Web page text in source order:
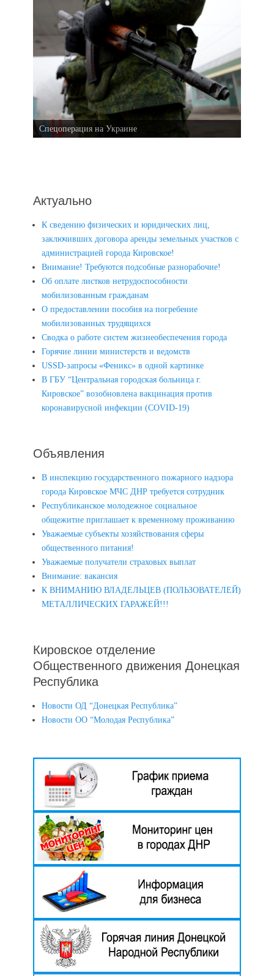
Спецоперация на Украине
Актуально
К сведению физических и юридических лиц,
заключивших договора аренды земельных участков с
администрацией города Кировское!
Внимание! Требуются подсобные разнорабочие!
Об оплате листков нетрудоспособности
мобилизованным гражданам
О предоставлении пособия на погребение
мобилизованных трудящихся
Сводка о работе систем жизнеобеспечения города
Горячие линии министерств и ведомств
USSD-запросы «Феникс» в одной картинке
В ГБУ “Центральная городская больница г.
Кировское” возобновлена вакцинация против
коронавирусной инфекции (COVID-19)
Объявления
В инспекцию государственного пожарного надзора
города Кировское МЧС ДНР требуется сотрудник
Республиканское молодежное социальное
общежитие приглашает к временному проживанию
Уважаемые субъекты хозяйствования сферы
общественного питания!
Уважаемые получатели страховых выплат
Внимание: вакансия
К ВНИМАНИЮ ВЛАДЕЛЬЦЕВ (ПОЛЬЗОВАТЕЛЕЙ)
МЕТАЛЛИЧЕСКИХ ГАРАЖЕЙ!!!
Кировское отделение
Общественного движения Донецкая
Республика
Новости ОД “Донецкая Республика”
Новости ОО “Молодая Республика”